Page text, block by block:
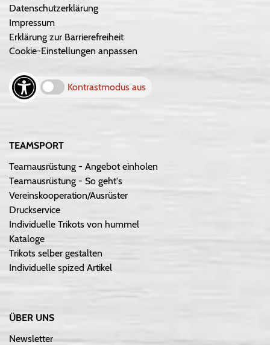
Datenschutzerklärung
Impressum
Erklärung zur Barrierefreiheit
Cookie-Einstellungen anpassen
Kontrastmodus aus
TEAMSPORT
Teamausrüstung - Angebot einholen
Teamausrüstung - So geht's
Vereinskooperation/Ausrüster
Druckservice
Individuelle Trikots von hummel
Kataloge
Trikots selber gestalten
Individuelle spized Artikel
ÜBER UNS
Newsletter